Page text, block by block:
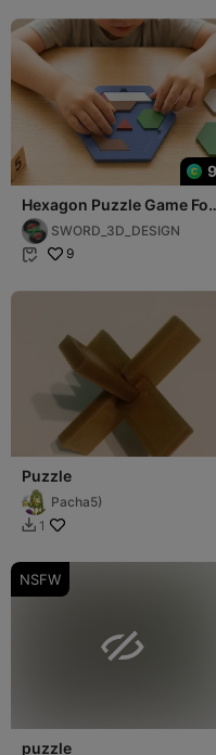
Hexagon Puzzle Game For
Kids Educational Gift
SWORD_3D_DESIGN
 9
Puzzle
Pacha5)
 1
NSFW

puzzle